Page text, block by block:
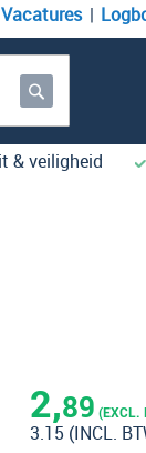
Vacatures
Zoek
& veiligheid
2,89 (EXCL.
3.15 (INCL.